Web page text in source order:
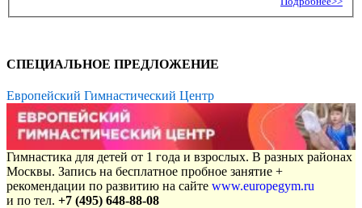
СПЕЦИАЛЬНОЕ ПРЕДЛОЖЕНИЕ
Европейский Гимнастический Центр
Гимнастика для детей от 1 года и взрослых. В разных районах
Москвы. Запись на бесплатное пробное занятие +
рекомендации по развитию на сайте www.europegym.ru
и по тел. +7 (495) 648-88-08